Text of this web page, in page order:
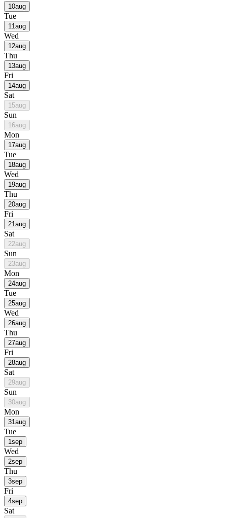
10aug
Tue
11aug
Wed
12aug
Thu
13aug
Fri
14aug
Sat
15aug
Sun
16aug
Mon
17aug
Tue
18aug
Wed
19aug
Thu
20aug
Fri
21aug
Sat
22aug
Sun
23aug
Mon
24aug
Tue
25aug
Wed
26aug
Thu
27aug
Fri
28aug
Sat
29aug
Sun
30aug
Mon
31aug
Tue
1sep
Wed
2sep
Thu
3sep
Fri
4sep
Sat